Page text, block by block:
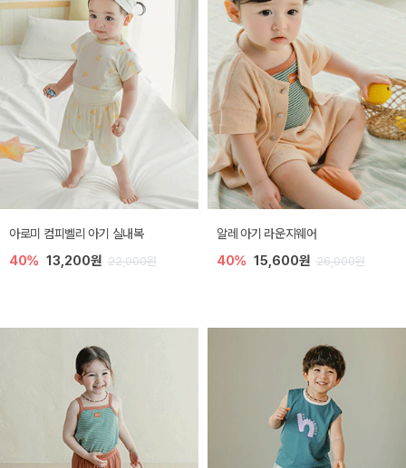
아로미 컴피벨리 아기 실내복
40% 13,200원 22,000원
알레 아기 라운지웨어
40% 15,600원 26,000원